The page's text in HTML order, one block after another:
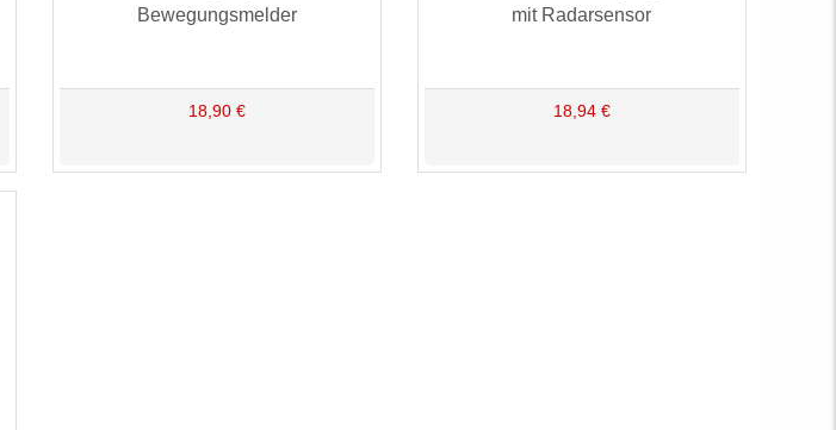
Bewegungsmelder
18,90 €
mit Radarsensor
18,94 €